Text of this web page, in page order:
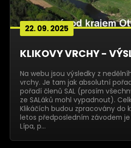
22. 09. 2025
KLIKOVY VRCHY -
Na webu jsou výsledky z
vrchy. Je tam jak absolutní
pořadí členů SAL (prosím
ze SALáků mohl vypadnout).
Klikáčích budou zpracovány do
letos předposledním závodem
Lípa, p…